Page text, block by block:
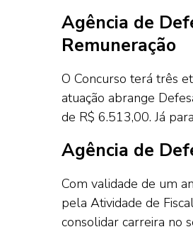
Agência de
Remuneração
O Concurso terá três
atuação abrange
de R$ 6.513,00. Já
Agência de
Com validade de um
pela Atividade de
consolidar carreira no